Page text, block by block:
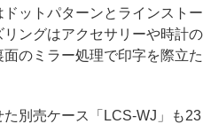
ットパターンとラインストー
ングはアクセサリーや時計の
のミラー処理で印字を際立た
別売ケース「LCS-WJ」も23